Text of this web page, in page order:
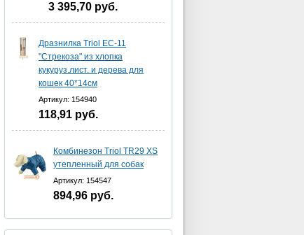
3 395,70 руб.
Дразнилка Triol EC-11
"Стрекоза" из хлопка
кукуруз.лист. и дерева для
кошек 40*14см
Артикул: 154940
118,91 руб.
Комбинезон Triol TR29 XS
утепленный для собак
Артикул: 154547
894,96 руб.